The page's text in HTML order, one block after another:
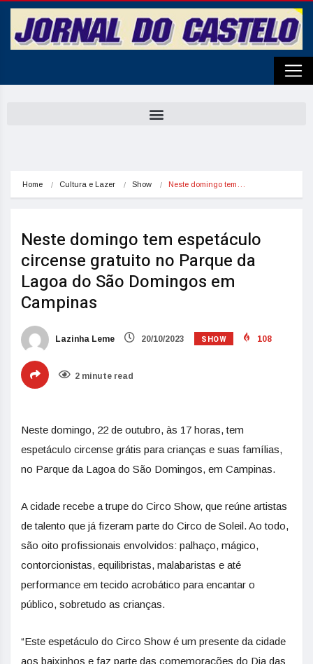
Home Cultura e Lazer Show Neste domingo tem…
Neste domingo tem espetáculo
circense gratuito no Parque da
Lagoa do São Domingos em
Campinas
Lazinha Leme 20/10/2023 SHOW 108
2 minute read
Neste domingo, 22 de outubro, às 17 horas, tem
espetáculo circense grátis para crianças e suas famílias,
no Parque da Lagoa do São Domingos, em Campinas.
A cidade recebe a trupe do Circo Show, que reúne artistas
de talento que já fizeram parte do Circo de Soleil. Ao todo,
são oito profissionais envolvidos: palhaço, mágico,
contorcionistas, equilibristas, malabaristas e até
performance em tecido acrobático para encantar o
público, sobretudo as crianças.
“Este espetáculo do Circo Show é um presente da cidade
aos baixinhos e faz parte das comemorações do Dia das